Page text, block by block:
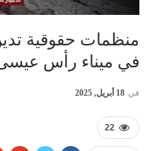
منظمات حقوقية
في ميناء رأس
في 18 أبريل, 2025
22